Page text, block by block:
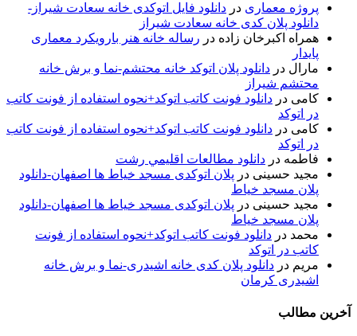
پروژه معماری در دانلود فایل اتوکدی خانه سعادت شیراز-
دانلود پلان کدی خانه سعادت شیراز
همراه اکبرخان زاده در رساله خانه هنر بارویکرد معماری
پایدار
مارال در دانلود پلان اتوکد خانه محتشم-نما و برش خانه
محتشم شیراز
کامی در دانلود فونت کاتب اتوکد+نحوه استفاده از فونت کاتب
در اتوکد
کامی در دانلود فونت کاتب اتوکد+نحوه استفاده از فونت کاتب
در اتوکد
فاطمه در دانلود مطالعات اقليمي رشت
مجید حسینی در پلان اتوکدی مسجد خیاط ها اصفهان-دانلود
پلان مسجد خیاط
مجید حسینی در پلان اتوکدی مسجد خیاط ها اصفهان-دانلود
پلان مسجد خیاط
محمد در دانلود فونت کاتب اتوکد+نحوه استفاده از فونت
کاتب در اتوکد
مریم در دانلود پلان کدی خانه اشیدری-نما و برش خانه
اشیدری کرمان
آخرین مطالب